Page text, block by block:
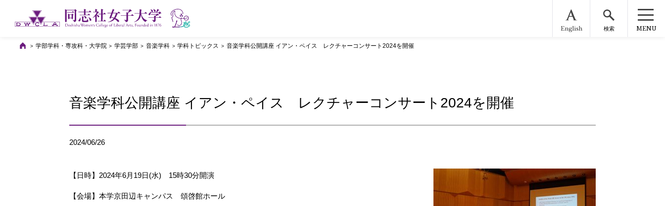
English 検索 MENU
学部学科・専攻科・大学院 学芸学部 音楽学科 学科トピックス 音楽学科公開講座 イアン・ペイス レクチャーコンサート2024を開催
音楽学科公開講座 イアン・ペイス レクチャーコンサート2024を開催
2024/06/26
【日時】2024年6月19日(水) 15時30分開演
【会場】本学京田辺キャンパス 頌啓館ホール